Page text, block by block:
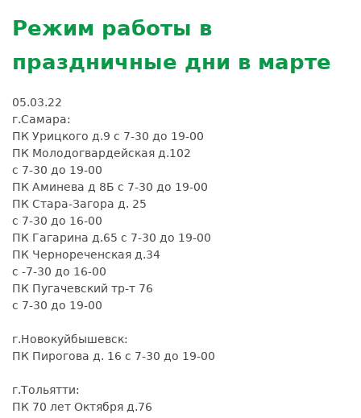
Расшифровка анализов
Усиление профилактических мер для
безопасности пациентов
Документы
to
top
Режим работы в
праздничные дни в марте
05.03.22
г.Самара:
ПК Урицкого д.9 с 7-30 до 19-00
ПК Молодогвардейская д.102
с 7-30 до 19-00
ПК Аминева д 8Б с 7-30 до 19-00
ПК Стара-Загора д. 25
с 7-30 до 16-00
ПК Гагарина д.65 с 7-30 до 19-00
ПК Чернореченская д.34
с -7-30 до 16-00
ПК Пугачевский тр-т 76
с 7-30 до 19-00
г.Новокуйбышевск:
ПК Пирогова д. 16 с 7-30 до 19-00
г.Тольятти:
ПК 70 лет Октября д.76